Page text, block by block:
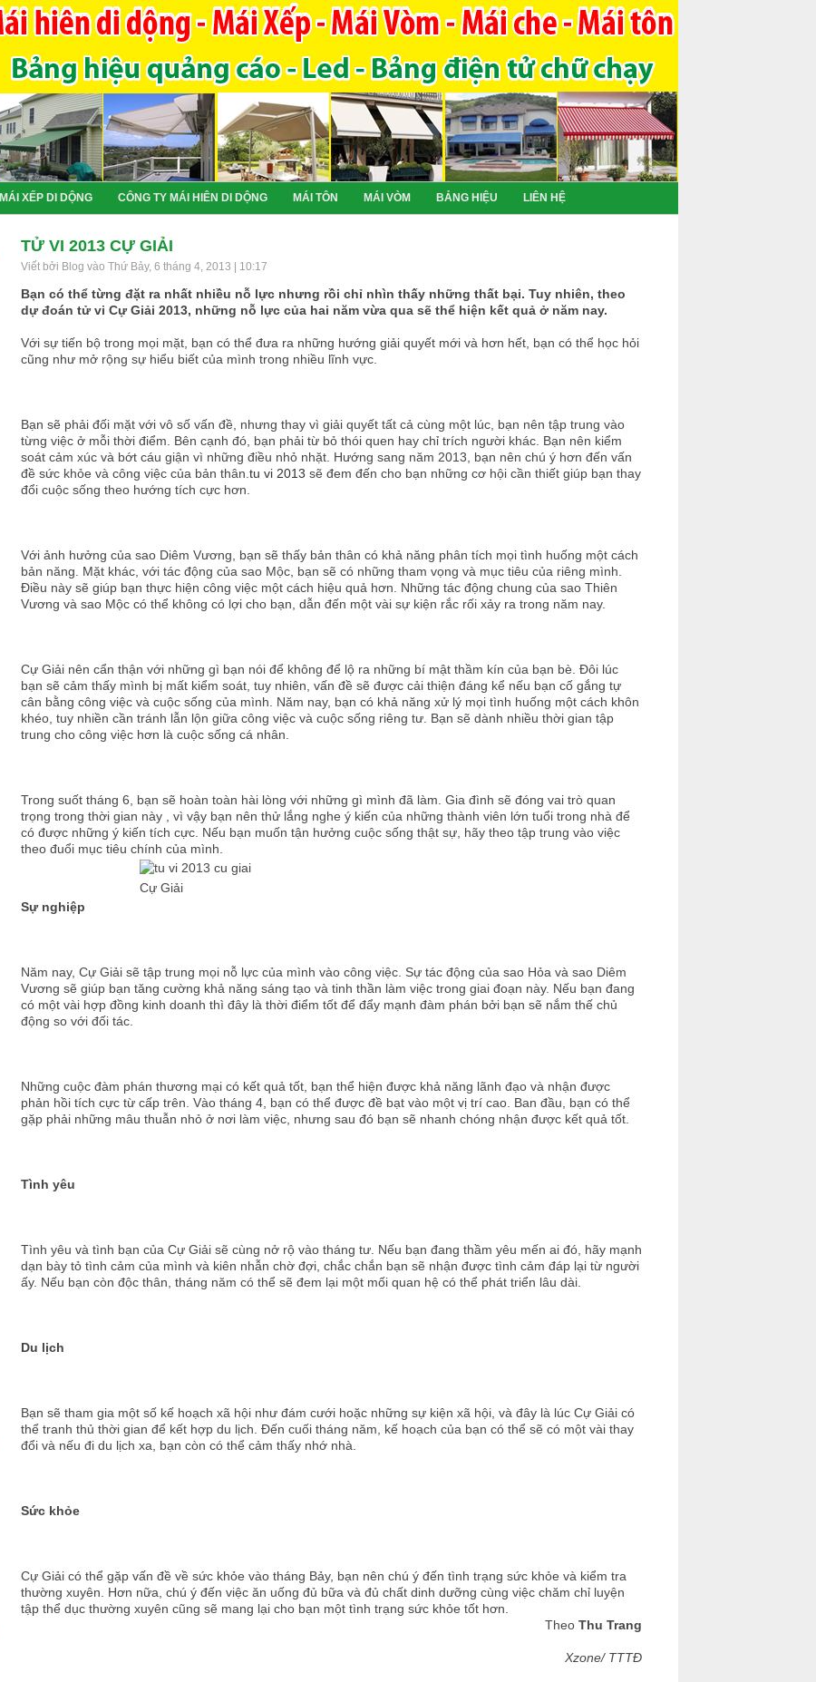
MÁI XẾP DI DỘNG CÔNG TY MÁI HIÊN DI DỘNG MÁI TÔN MÁI VÒM BẢNG HIỆU LIÊN HỆ
TỬ VI 2013 CỰ GIẢI
Viết bởi Blog vào Thứ Bảy, 6 tháng 4, 2013 | 10:17
Bạn có thể từng đặt ra nhất nhiều nỗ lực nhưng rồi chỉ nhìn thấy những thất bại. Tuy nhiên, theo
dự đoán tử vi Cự Giải 2013, những nỗ lực của hai năm vừa qua sẽ thể hiện kết quả ở năm nay.
Với sự tiến bộ trong mọi mặt, bạn có thể đưa ra những hướng giải quyết mới và hơn hết, bạn có thể học hỏi
cũng như mở rộng sự hiểu biết của mình trong nhiều lĩnh vực.
Bạn sẽ phải đối mặt với vô số vấn đề, nhưng thay vì giải quyết tất cả cùng một lúc, bạn nên tập trung vào
từng việc ở mỗi thời điểm. Bên cạnh đó, bạn phải từ bỏ thói quen hay chỉ trích người khác. Bạn nên kiểm
soát cảm xúc và bớt cáu giận vì những điều nhỏ nhặt. Hướng sang năm 2013, bạn nên chú ý hơn đến vấn
đề sức khỏe và công việc của bản thân. tu vi 2013 sẽ đem đến cho bạn những cơ hội cần thiết giúp bạn thay
đổi cuộc sống theo hướng tích cực hơn.
Với ảnh hưởng của sao Diêm Vương, bạn sẽ thấy bản thân có khả năng phân tích mọi tình huống một cách
bản năng. Mặt khác, với tác động của sao Mộc, bạn sẽ có những tham vọng và mục tiêu của riêng mình.
Điều này sẽ giúp bạn thực hiện công việc một cách hiệu quả hơn. Những tác động chung của sao Thiên
Vương và sao Mộc có thể không có lợi cho bạn, dẫn đến một vài sự kiện rắc rối xảy ra trong năm nay.
Cự Giải nên cẩn thận với những gì bạn nói để không để lộ ra những bí mật thầm kín của bạn bè. Đôi lúc
bạn sẽ cảm thấy mình bị mất kiểm soát, tuy nhiên, vấn đề sẽ được cải thiện đáng kể nếu bạn cố gắng tự
cân bằng công việc và cuộc sống của mình. Năm nay, bạn có khả năng xử lý mọi tình huống một cách khôn
khéo, tuy nhiền cần tránh lẫn lộn giữa công việc và cuộc sống riêng tư. Bạn sẽ dành nhiều thời gian tập
trung cho công việc hơn là cuộc sống cá nhân.
Trong suốt tháng 6, bạn sẽ hoàn toàn hài lòng với những gì mình đã làm. Gia đình sẽ đóng vai trò quan
trọng trong thời gian này , vì vậy bạn nên thử lắng nghe ý kiến của những thành viên lớn tuổi trong nhà để
có được những ý kiến tích cực. Nếu bạn muốn tận hưởng cuộc sống thật sự, hãy theo tập trung vào việc
theo đuổi mục tiêu chính của mình.
Cự Giải
Sự nghiệp
Năm nay, Cự Giải sẽ tập trung mọi nỗ lực của mình vào công việc. Sự tác động của sao Hỏa và sao Diêm
Vương sẽ giúp bạn tăng cường khả năng sáng tạo và tinh thần làm việc trong giai đoạn này. Nếu bạn đang
có một vài hợp đồng kinh doanh thì đây là thời điểm tốt để đẩy mạnh đàm phán bởi bạn sẽ nắm thế chủ
động so với đối tác.
Những cuộc đàm phán thương mại có kết quả tốt, bạn thể hiện được khả năng lãnh đạo và nhận được
phản hồi tích cực từ cấp trên. Vào tháng 4, bạn có thể được đề bạt vào một vị trí cao. Ban đầu, bạn có thể
gặp phải những mâu thuẫn nhỏ ở nơi làm việc, nhưng sau đó bạn sẽ nhanh chóng nhận được kết quả tốt.
Tình yêu
Tình yêu và tình bạn của Cự Giải sẽ cùng nở rộ vào tháng tư. Nếu bạn đang thầm yêu mến ai đó, hãy mạnh
dạn bày tỏ tình cảm của mình và kiên nhẫn chờ đợi, chắc chắn bạn sẽ nhận được tình cảm đáp lại từ người
ấy. Nếu bạn còn độc thân, tháng năm có thể sẽ đem lại một mối quan hệ có thể phát triển lâu dài.
Du lịch
Bạn sẽ tham gia một số kế hoạch xã hội như đám cưới hoặc những sự kiện xã hội, và đây là lúc Cự Giải có
thể tranh thủ thời gian để kết hợp du lịch. Đến cuối tháng năm, kế hoạch của bạn có thể sẽ có một vài thay
đổi và nếu đi du lịch xa, bạn còn có thể cảm thấy nhớ nhà.
Sức khỏe
Cự Giải có thể gặp vấn đề về sức khỏe vào tháng Bảy, bạn nên chú ý đến tình trạng sức khỏe và kiểm tra
thường xuyên. Hơn nữa, chú ý đến việc ăn uống đủ bữa và đủ chất dinh dưỡng cùng việc chăm chỉ luyện
tập thể dục thường xuyên cũng sẽ mang lại cho bạn một tình trạng sức khỏe tốt hơn.
Theo Thu Trang
Xzone/ TTTĐ